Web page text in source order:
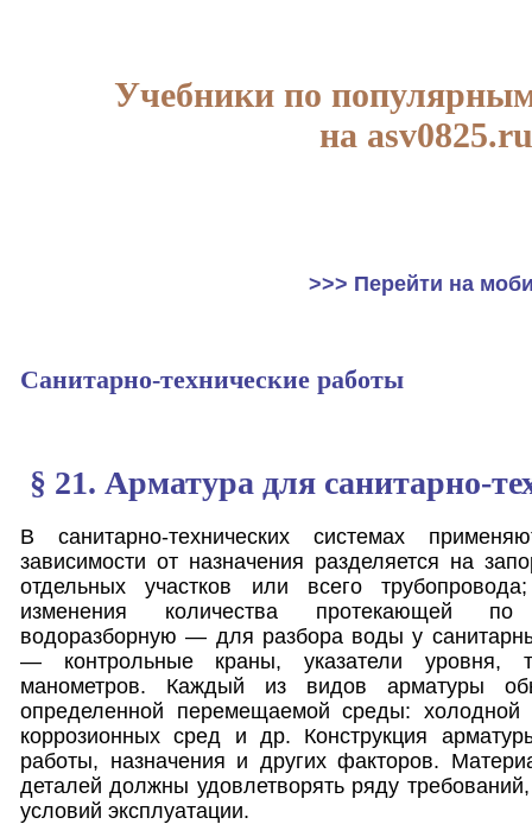
Учебники по
на asv0825.ru
>>> Перейти на
Санитарно-технические работы
§ 21. Арматура для санитарно-
В санитарно-технических системах
зависимости от назначения разделяется на
отдельных участков или всего
изменения количества протекающей по
водоразборную — для разбора воды у
— контрольные краны, указатели уровня,
манометров. Каждый из видов арматуры
определенной перемещаемой среды:
коррозионных сред и др. Конструкция
работы, назначения и других факторов.
деталей должны удовлетворять ряду
условий эксплуатации.